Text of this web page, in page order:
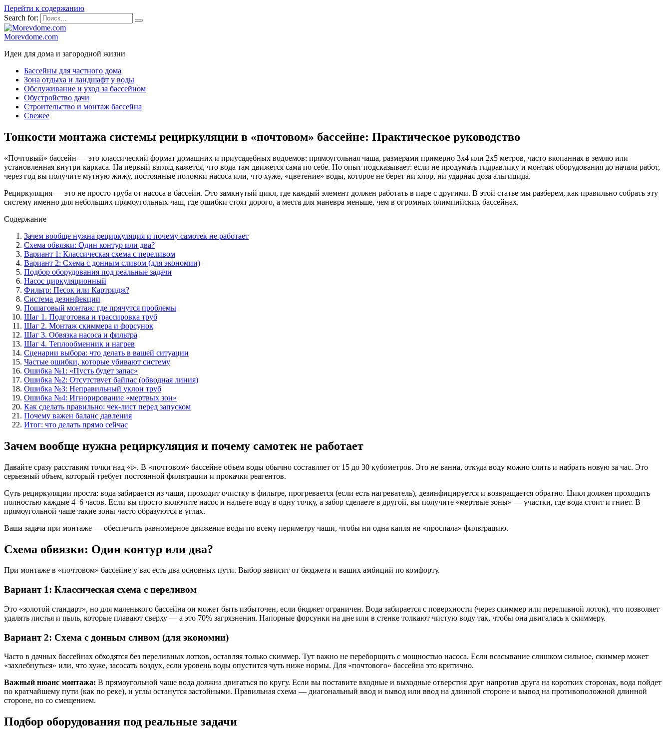
Перейти к содержанию
Search for:
Morevdome.com
Идеи для дома и загородной жизни
Бассейны для частного дома
Зона отдыха и ландшафт у воды
Обслуживание и уход за бассейном
Обустройство дачи
Строительство и монтаж бассейна
Свежее
Тонкости монтажа системы рециркуляции в «почтовом» бассейне: Практическое руководство
«Почтовый» бассейн — это классический формат домашних и приусадебных водоемов: прямоугольная чаша, размерами примерно 3х4 или 2х5 метров, часто вкопанная в землю или
установленная внутри каркаса. На первый взгляд кажется, что вода там движется сама по себе. Но опыт подсказывает: если не продумать гидравлику и монтаж оборудования до начала работ,
через год вы получите мутную жижу, постоянные поломки насоса или, что хуже, «цветение» воды, которое не берет ни хлор, ни ударная доза альгицида.
Рециркуляция — это не просто труба от насоса в бассейн. Это замкнутый цикл, где каждый элемент должен работать в паре с другими. В этой статье мы разберем, как правильно собрать эту
систему именно для небольших прямоугольных чаш, где ошибки стоят дорого, а места для маневра меньше, чем в огромных олимпийских бассейнах.
Содержание
Зачем вообще нужна рециркуляция и почему самотек не работает
Схема обвязки: Один контур или два?
Вариант 1: Классическая схема с переливом
Вариант 2: Схема с донным сливом (для экономии)
Подбор оборудования под реальные задачи
Насос циркуляционный
Фильтр: Песок или Картридж?
Система дезинфекции
Пошаговый монтаж: где прячутся проблемы
Шаг 1. Подготовка и трассировка труб
Шаг 2. Монтаж скиммера и форсунок
Шаг 3. Обвязка насоса и фильтра
Шаг 4. Теплообменник и нагрев
Сценарии выбора: что делать в вашей ситуации
Частые ошибки, которые убивают систему
Ошибка №1: «Пусть будет запас»
Ошибка №2: Отсутствует байпас (обводная линия)
Ошибка №3: Неправильный уклон труб
Ошибка №4: Игнорирование «мертвых зон»
Как сделать правильно: чек-лист перед запуском
Почему важен баланс давления
Итог: что делать прямо сейчас
Зачем вообще нужна рециркуляция и почему самотек не работает
Давайте сразу расставим точки над «i». В «почтовом» бассейне объем воды обычно составляет от 15 до 30 кубометров. Это не ванна, откуда воду можно слить и набрать новую за час. Это
серьезный объем, который требует постоянной фильтрации и прокачки реагентов.
Суть рециркуляции проста: вода забирается из чаши, проходит очистку в фильтре, прогревается (если есть нагреватель), дезинфицируется и возвращается обратно. Цикл должен проходить
полностью каждые 4–6 часов. Если вы просто включите насос и нальете воду в одну точку, а забор сделаете в другой, вы получите «мертвые зоны» — участки, где вода стоит и гниет. В
прямоугольной чаше такие зоны часто образуются в углах.
Ваша задача при монтаже — обеспечить равномерное движение воды по всему периметру чаши, чтобы ни одна капля не «проспала» фильтрацию.
Схема обвязки: Один контур или два?
При монтаже в «почтовом» бассейне у вас есть два основных пути. Выбор зависит от бюджета и ваших амбиций по комфорту.
Вариант 1: Классическая схема с переливом
Это «золотой стандарт», но для маленького бассейна он может быть избыточен, если бюджет ограничен. Вода забирается с поверхности (через скиммер или переливной лоток), что позволяет
удалять листья и пыль, которые плавают сверху — а это 70% загрязнения. Напорные форсунки на дне или в стенке толкают чистую воду так, чтобы она двигалась к скиммеру.
Вариант 2: Схема с донным сливом (для экономии)
Часто в дачных бассейнах обходятся без переливных лотков, оставляя только скиммер. Тут важно не переборщить с мощностью насоса. Если всасывание слишком сильное, скиммер может
«захлебнуться» или, что хуже, засосать воздух, если уровень воды опустится чуть ниже нормы. Для «почтового» бассейна это критично.
Важный нюанс монтажа: В прямоугольной чаше вода должна двигаться по кругу. Если вы поставите входные и выходные отверстия друг напротив друга на коротких сторонах, вода пойдет
по кратчайшему пути (как по реке), и углы останутся застойными. Правильная схема — диагональный ввод и вывод или ввод на длинной стороне и вывод на противоположной длинной
стороне, но со смещением.
Подбор оборудования под реальные задачи